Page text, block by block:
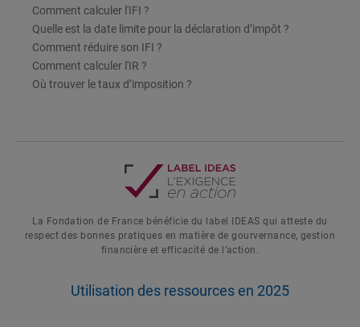
Comment calculer l'IFI ?
Quelle est la date limite pour la déclaration d’impôt ?
Comment réduire son IFI ?
Comment calculer l'IR ?
Où trouver le taux d’imposition ?
La Fondation de France bénéficie du label IDEAS qui atteste du
respect des bonnes pratiques en matière de gourvernance, gestion
financière et efficacité de l’action.
Utilisation des ressources en 2025